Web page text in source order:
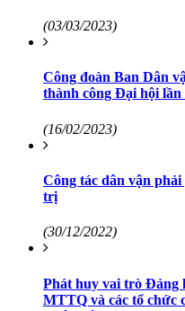
(03/03/2023)
Công đoàn Ban Dân
thành công Đại hội
(16/02/2023)
Công tác dân vận
trị
(30/12/2022)
Phát huy vai trò Đảng
MTTQ và các tổ chức